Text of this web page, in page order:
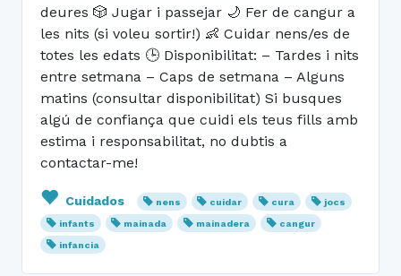
deures 🎲 Jugar i passejar 🌙 Fer de cangur a
les nits (si voleu sortir!) 👶 Cuidar nens/es de
totes les edats 🕒 Disponibilitat: – Tardes i nits
entre setmana – Caps de setmana – Alguns
matins (consultar disponibilitat) Si busques
algú de confiança que cuidi els teus fills amb
estima i responsabilitat, no dubtis a
contactar-me!
Cuidados nens cuidar cura
jocs
infants
mainada mainadera
cangur
infancia